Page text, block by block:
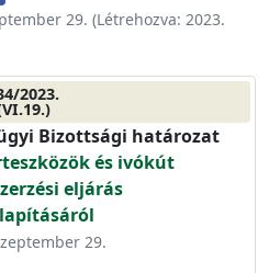
29. (Létrehozva: 2023.
2023.
Bizottsági határozat
és ivókút
eljárás
29.